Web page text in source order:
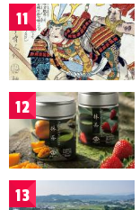
11
12
13